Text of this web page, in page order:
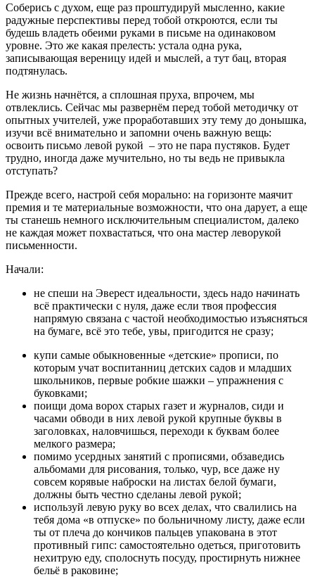
Соберись с духом, еще раз проштудируй мысленно, какие
радужные перспективы перед тобой откроются, если ты
будешь владеть обеими руками в письме на одинаковом
уровне. Это же какая прелесть: устала одна рука,
записывающая вереницу идей и мыслей, а тут бац, вторая
подтянулась.
Не жизнь начнётся, а сплошная пруха, впрочем, мы
отвлеклись. Сейчас мы развернём перед тобой методичку от
опытных учителей, уже проработавших эту тему до донышка,
изучи всё внимательно и запомни очень важную вещь:
освоить письмо левой рукой – это не пара пустяков. Будет
трудно, иногда даже мучительно, но ты ведь не привыкла
отступать?
Прежде всего, настрой себя морально: на горизонте маячит
премия и те материальные возможности, что она дарует, а еще
ты станешь немного исключительным специалистом, далеко
не каждая может похвастаться, что она мастер леворукой
письменности.
Начали:
не спеши на Эверест идеальности, здесь надо начинать
всё практически с нуля, даже если твоя профессия
напрямую связана с частой необходимостью изъясняться
на бумаге, всё это тебе, увы, пригодится не сразу;
купи самые обыкновенные «детские» прописи, по
которым учат воспитанниц детских садов и младших
школьников, первые робкие шажки – упражнения с
буковками;
поищи дома ворох старых газет и журналов, сиди и
часами обводи в них левой рукой крупные буквы в
заголовках, наловчишься, переходи к буквам более
мелкого размера;
помимо усердных занятий с прописями, обзаведись
альбомами для рисования, только, чур, все даже ну
совсем корявые наброски на листах белой бумаги,
должны быть честно сделаны левой рукой;
используй левую руку во всех делах, что свалились на
тебя дома «в отпуске» по больничному листу, даже если
ты от плеча до кончиков пальцев упакована в этот
противный гипс: самостоятельно одеться, приготовить
нехитрую еду, сполоснуть посуду, простирнуть нижнее
бельё в раковине;